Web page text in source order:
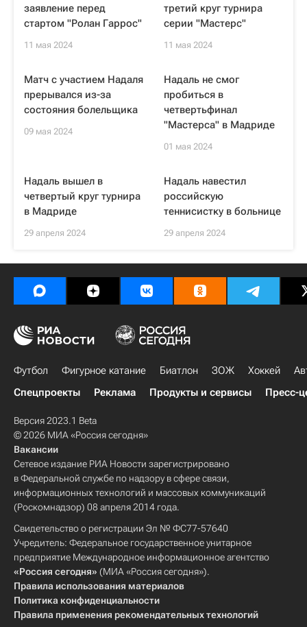
заявление перед
стартом "Ролан Гаррос"
11 мая 2024
третий круг турнира
серии "Мастерс"
11 мая 2024
Матч с участием Надаля
прерывался из-за
состояния болельщика
09 мая 2024
Надаль не смог
пробиться в
четвертьфинал
"Мастерса" в Мадриде
01 мая 2024
Надаль вышел в
четвертый круг турнира
в Мадриде
29 апреля 2024
Надаль навестил
российскую
теннисистку в больнице
29 апреля 2024
Футбол Фигурное катание Биатлон ЗОЖ Хоккей
Спецпроекты
Реклама Продукты и сервисы Пресс-
Версия 2023.1 Beta
© 2026 МИА «Россия сегодня»
Вакансии
Сетевое издание РИА Новости зарегистрировано
в Федеральной службе по надзору в сфере связи,
информационных технологий и массовых коммуникаций
(Роскомнадзор) 08 апреля 2014 года.
Свидетельство о регистрации Эл № ФС77-57640
Учредитель: Федеральное государственное унитарное
предприятие Международное информационное агентство
«Россия сегодня» (МИА «Россия сегодня»).
Правила использования материалов
Политика конфиденциальности
Правила применения рекомендательных технологий